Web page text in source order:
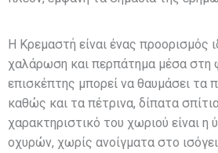
Η Κρεμαστή είναι ένας προορισμός
χαλάρωση και περπάτημα μέσα στη
επισκέπτης μπορεί να θαυμάσει τα
καθώς και τα πέτρινα, δίπατα
χαρακτηριστικό του χωριού είναι η
οχυρών, χωρίς ανοίγματα στο